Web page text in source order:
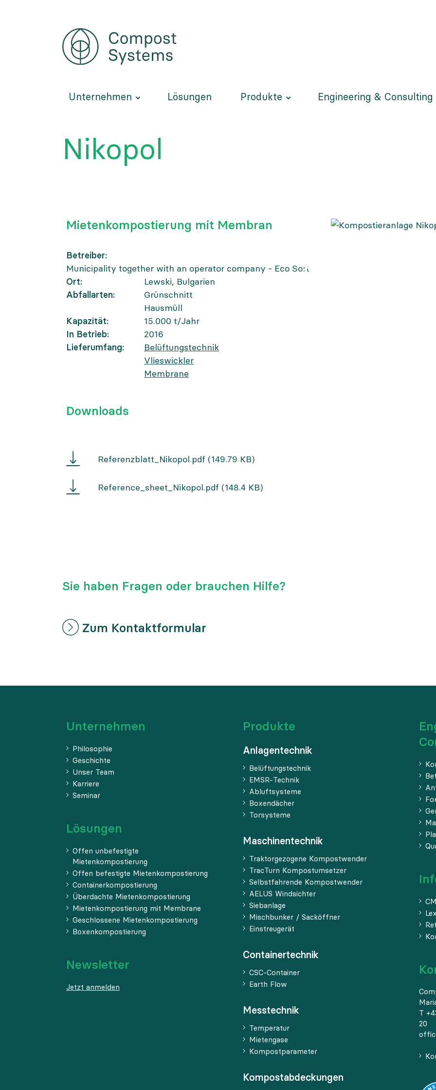
Unternehmen Lösungen Produkte Engineering & Consulting
Nikopol
Mietenkompostierung mit Membran
Betreiber
Municipality together with an operator company - Eco Sort
Ort
Lewski, Bulgarien
Abfallarten
Grünschnitt
Hausmüll
Kapazität
15.000 t/Jahr
In Betrieb
2016
Lieferumfang
Belüftungstechnik
Vlieswickler
Membrane
Downloads
Referenzblatt
Referenzblatt_Nikopol.pdf (149.79 KB)
Reference
Reference_sheet_Nikopol.pdf (148.4 KB)
Sie haben Fragen oder brauchen Hilfe?
Zum Kontaktformular
Unternehmen
Philosophie
Geschichte
Unser Team
Karriere
Seminar
Lösungen
Offen unbefestigte
Mietenkompostierung
Offen befestigte Mietenkompostierung
Containerkompostierung
Überdachte Mietenkompostierung
Mietenkompostierung mit Membrane
Geschlossene Mietenkompostierung
Boxenkompostierung
Newsletter
Jetzt anmelden
Produkte
Anlagentechnik
Belüftungstechnik
EMSR-Technik
Abluftsysteme
Boxendächer
Torsysteme
Maschinentechnik
Traktorgezogene Kompostwender
TracTurn Kompostumsetzer
Selbstfahrende Kompostwender
AELUS Windsichter
Siebanlage
Mischbunker / Sacköffner
Einstreugerät
Containertechnik
CSC-Container
Earth Flow
Messtechnik
Temperatur
Mietengase
Kompostparameter
Kompostabdeckungen
T
20